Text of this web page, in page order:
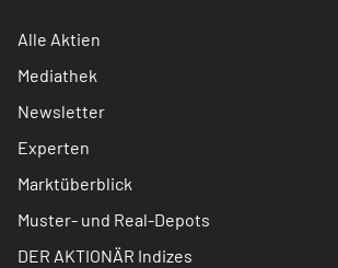
Alle Aktien
Mediathek
Newsletter
Experten
Marktüberblick
Muster- und Real-Depots
DER AKTIONÄR Indizes